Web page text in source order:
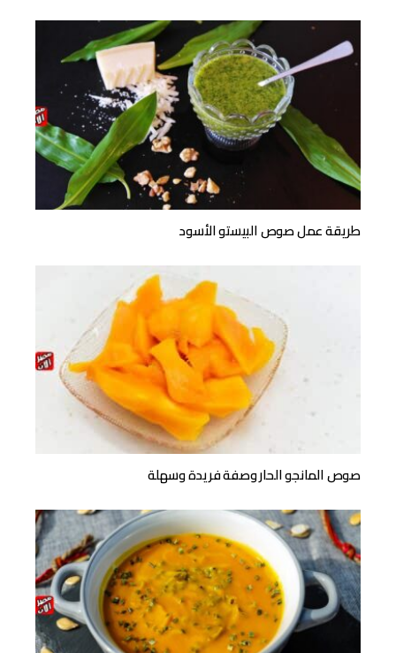
طريقة عمل صوص البيستو الأسود
صوص المانجو الحار وصفة فريدة وسهلة